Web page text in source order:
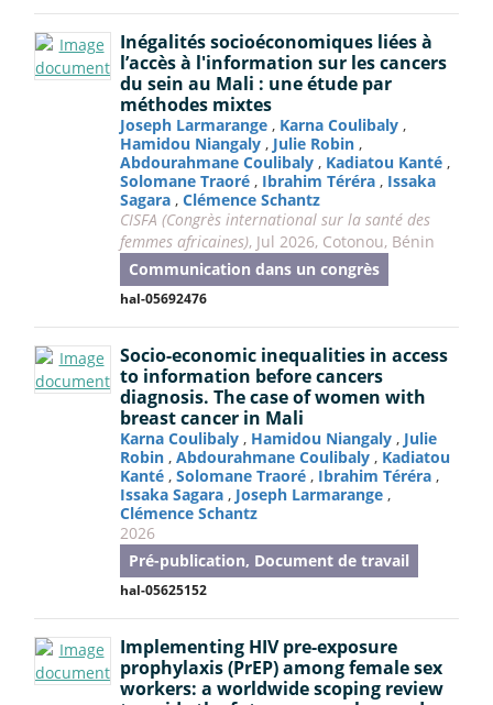
Inégalités socioéconomiques liées à
l’accès à l'information sur les cancers
du sein au Mali : une étude par
méthodes mixtes
Joseph Larmarange , Karna Coulibaly ,
Hamidou Niangaly , Julie Robin ,
Abdourahmane Coulibaly , Kadiatou Kanté ,
Solomane Traoré , Ibrahim Téréra , Issaka
Sagara , Clémence Schantz
CISFA (Congrès international sur la santé des
femmes africaines), Jul 2026, Cotonou, Bénin
Communication dans un congrès
hal-05692476
Socio-economic inequalities in access
to information before cancers
diagnosis. The case of women with
breast cancer in Mali
Karna Coulibaly , Hamidou Niangaly , Julie
Robin , Abdourahmane Coulibaly , Kadiatou
Kanté , Solomane Traoré , Ibrahim Téréra ,
Issaka Sagara , Joseph Larmarange ,
Clémence Schantz
2026
Pré-publication, Document de travail
hal-05625152
Implementing HIV pre-exposure
prophylaxis (PrEP) among female sex
workers: a worldwide scoping review